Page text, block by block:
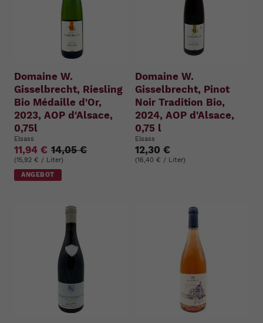
Domaine W.
Gisselbrecht, Riesling
Bio Médaille d'Or,
2023, AOP d'Alsace,
0,75l
Elsass
11,94 € 14,05 €
(15,92 € / Liter)
ANGEBOT
Domaine W.
Gisselbrecht, Pinot
Noir Tradition Bio,
2024, AOP d'Alsace,
0,75 l
Elsass
12,30 €
(16,40 € / Liter)